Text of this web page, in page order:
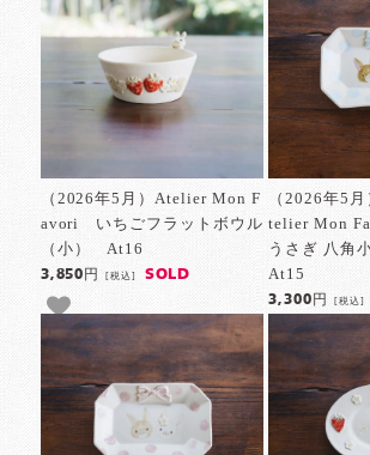
（2026年5月）Atelier Mon F
avori いちごフラットボウル
（小） At16
3,850円[税込] SOLD
（2026年5
telier Mon
うさぎ 八角
At15
3,300円 [税込]